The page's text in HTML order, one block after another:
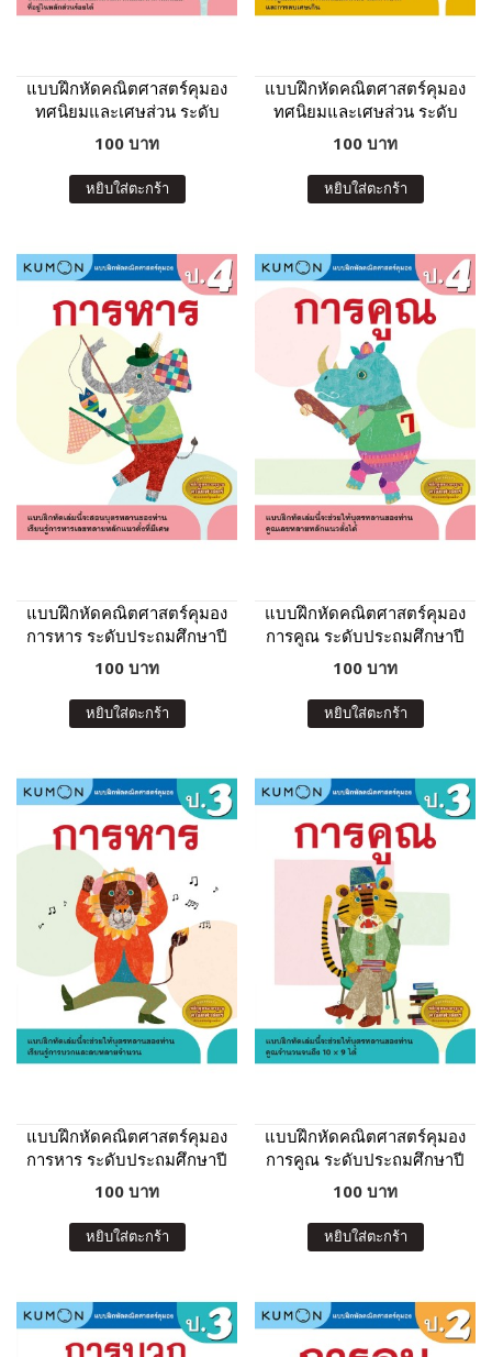
แบบฝึกหัดคณิตศาสตร์คุมอง
ทศนิยมและเศษส่วน ระดับ
ประถมศึกษาปีที่ 4
100 บาท
หยิบใส่ตะกร้า
แบบฝึกหัดคณิตศาสตร์คุมอง
ทศนิยมและเศษส่วน ระดับ
ประถมศึกษาปีที่ 5
100 บาท
หยิบใส่ตะกร้า
แบบฝึกหัดคณิตศาสตร์คุมอง
การหาร ระดับประถมศึกษาปี
ที่ 4
100 บาท
หยิบใส่ตะกร้า
แบบฝึกหัดคณิตศาสตร์คุมอง
การคูณ ระดับประถมศึกษาปี
ที่ 4
100 บาท
หยิบใส่ตะกร้า
แบบฝึกหัดคณิตศาสตร์คุมอง
การหาร ระดับประถมศึกษาปี
ที่ 3
100 บาท
หยิบใส่ตะกร้า
แบบฝึกหัดคณิตศาสตร์คุมอง
การคูณ ระดับประถมศึกษาปี
ที่ 3
100 บาท
หยิบใส่ตะกร้า